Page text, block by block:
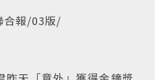
合報/03版/